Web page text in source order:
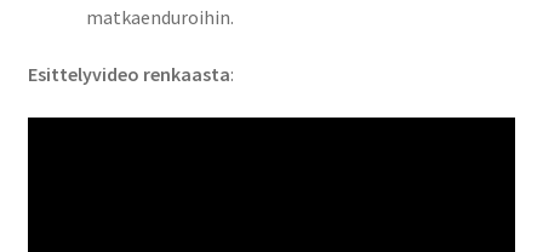
matkaenduroihin.
Esittelyvideo renkaasta: